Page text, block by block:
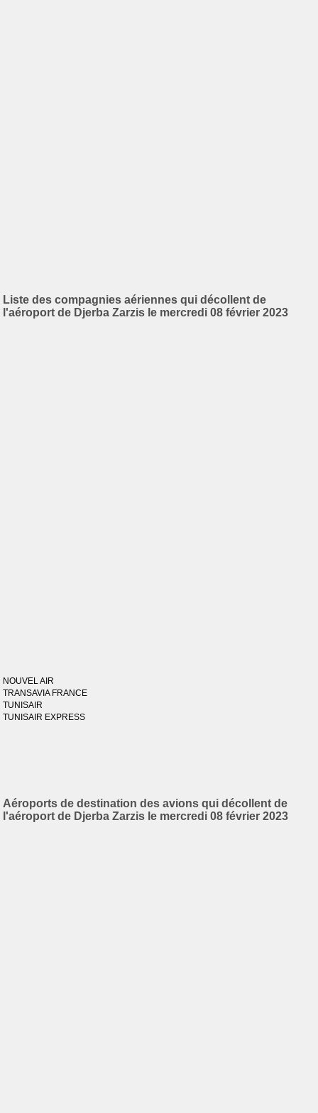
Liste des compagnies aériennes qui décollent de
l'aéroport de Djerba Zarzis le mercredi 08 février 2023
NOUVEL AIR
TRANSAVIA FRANCE
TUNISAIR
TUNISAIR EXPRESS
Aéroports de destination des avions qui décollent de
l'aéroport de Djerba Zarzis le mercredi 08 février 2023